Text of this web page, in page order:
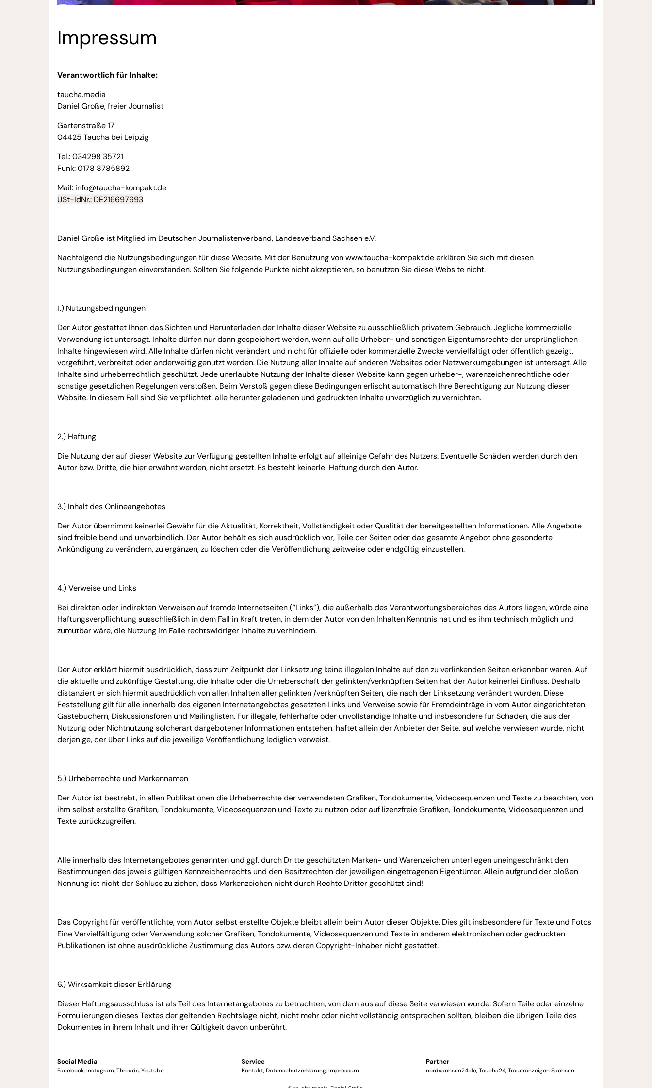
Impressum
Verantwortlich für Inhalte:
taucha.media
Daniel Große, freier Journalist
Gartenstraße 17
04425 Taucha bei Leipzig
Tel.: 034298 35721
Funk: 0178 8785892
Mail: info@taucha-kompakt.de
USt-IdNr.: DE216697693
Daniel Große ist Mitglied im Deutschen Journalistenverband, Landesverband Sachsen e.V.
Nachfolgend die Nutzungsbedingungen für diese Website. Mit der Benutzung von www.taucha-kompakt.de erklären Sie sich mit diesen
Nutzungsbedingungen einverstanden. Sollten Sie folgende Punkte nicht akzeptieren, so benutzen Sie diese Website nicht.
1.) Nutzungsbedingungen
Der Autor gestattet Ihnen das Sichten und Herunterladen der Inhalte dieser Website zu ausschließlich privatem Gebrauch. Jegliche kommerzielle
Verwendung ist untersagt. Inhalte dürfen nur dann gespeichert werden, wenn auf alle Urheber- und sonstigen Eigentumsrechte der ursprünglichen
Inhalte hingewiesen wird. Alle Inhalte dürfen nicht verändert und nicht für offizielle oder kommerzielle Zwecke vervielfältigt oder öffentlich gezeigt,
vorgeführt, verbreitet oder anderweitig genutzt werden. Die Nutzung aller Inhalte auf anderen Websites oder Netzwerkumgebungen ist untersagt. Alle
Inhalte sind urheberrechtlich geschützt. Jede unerlaubte Nutzung der Inhalte dieser Website kann gegen urheber-, warenzeichenrechtliche oder
sonstige gesetzlichen Regelungen verstoßen. Beim Verstoß gegen diese Bedingungen erlischt automatisch Ihre Berechtigung zur Nutzung dieser
Website. In diesem Fall sind Sie verpflichtet, alle herunter geladenen und gedruckten Inhalte unverzüglich zu vernichten.
2.) Haftung
Die Nutzung der auf dieser Website zur Verfügung gestellten Inhalte erfolgt auf alleinige Gefahr des Nutzers. Eventuelle Schäden werden durch den
Autor bzw. Dritte, die hier erwähnt werden, nicht ersetzt. Es besteht keinerlei Haftung durch den Autor.
3.) Inhalt des Onlineangebotes
Der Autor übernimmt keinerlei Gewähr für die Aktualität, Korrektheit, Vollständigkeit oder Qualität der bereitgestellten Informationen. Alle Angebote
sind freibleibend und unverbindlich. Der Autor behält es sich ausdrücklich vor, Teile der Seiten oder das gesamte Angebot ohne gesonderte
Ankündigung zu verändern, zu ergänzen, zu löschen oder die Veröffentlichung zeitweise oder endgültig einzustellen.
4.) Verweise und Links
Bei direkten oder indirekten Verweisen auf fremde Internetseiten (“Links”), die außerhalb des Verantwortungsbereiches des Autors liegen, würde eine
Haftungsverpflichtung ausschließlich in dem Fall in Kraft treten, in dem der Autor von den Inhalten Kenntnis hat und es ihm technisch möglich und
zumutbar wäre, die Nutzung im Falle rechtswidriger Inhalte zu verhindern.
Der Autor erklärt hiermit ausdrücklich, dass zum Zeitpunkt der Linksetzung keine illegalen Inhalte auf den zu verlinkenden Seiten erkennbar waren. Auf
die aktuelle und zukünftige Gestaltung, die Inhalte oder die Urheberschaft der gelinkten/verknüpften Seiten hat der Autor keinerlei Einfluss. Deshalb
distanziert er sich hiermit ausdrücklich von allen Inhalten aller gelinkten /verknüpften Seiten, die nach der Linksetzung verändert wurden. Diese
Feststellung gilt für alle innerhalb des eigenen Internetangebotes gesetzten Links und Verweise sowie für Fremdeinträge in vom Autor eingerichteten
Gästebüchern, Diskussionsforen und Mailinglisten. Für illegale, fehlerhafte oder unvollständige Inhalte und insbesondere für Schäden, die aus der
Nutzung oder Nichtnutzung solcherart dargebotener Informationen entstehen, haftet allein der Anbieter der Seite, auf welche verwiesen wurde, nicht
derjenige, der über Links auf die jeweilige Veröffentlichung lediglich verweist.
5.) Urheberrechte und Markennamen
Der Autor ist bestrebt, in allen Publikationen die Urheberrechte der verwendeten Grafiken, Tondokumente, Videosequenzen und Texte zu beachten, von
ihm selbst erstellte Grafiken, Tondokumente, Videosequenzen und Texte zu nutzen oder auf lizenzfreie Grafiken, Tondokumente, Videosequenzen und
Texte zurückzugreifen.
Alle innerhalb des Internetangebotes genannten und ggf. durch Dritte geschützten Marken- und Warenzeichen unterliegen uneingeschränkt den
Bestimmungen des jeweils gültigen Kennzeichenrechts und den Besitzrechten der jeweiligen eingetragenen Eigentümer. Allein aufgrund der bloßen
Nennung ist nicht der Schluss zu ziehen, dass Markenzeichen nicht durch Rechte Dritter geschützt sind!
Das Copyright für veröffentlichte, vom Autor selbst erstellte Objekte bleibt allein beim Autor dieser Objekte. Dies gilt insbesondere für Texte und Fotos
Eine Vervielfältigung oder Verwendung solcher Grafiken, Tondokumente, Videosequenzen und Texte in anderen elektronischen oder gedruckten
Publikationen ist ohne ausdrückliche Zustimmung des Autors bzw. deren Copyright-Inhaber nicht gestattet.
6.) Wirksamkeit dieser Erklärung
Dieser Haftungsausschluss ist als Teil des Internetangebotes zu betrachten, von dem aus auf diese Seite verwiesen wurde. Sofern Teile oder einzelne
Formulierungen dieses Textes der geltenden Rechtslage nicht, nicht mehr oder nicht vollständig entsprechen sollten, bleiben die übrigen Teile des
Dokumentes in ihrem Inhalt und ihrer Gültigkeit davon unberührt.
Social Media
Facebook Instagram Threads Youtube
Service
Kontakt Datenschutzerklärung Impressum
Partner
nordsachsen24.de Taucha24 Traueranzeigen Sachsen